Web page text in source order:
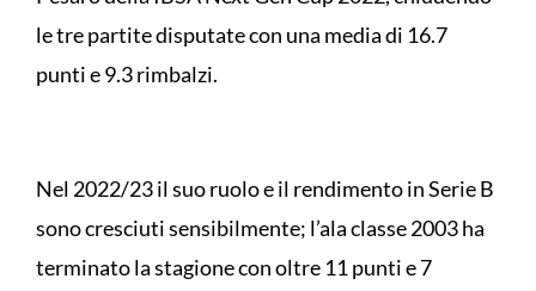
le tre partite disputate con una media di 16.7
punti e 9.3 rimbalzi.
Nel 2022/23 il suo ruolo e il rendimento in Serie B
sono cresciuti sensibilmente; l’ala classe 2003 ha
terminato la stagione con oltre 11 punti e 7